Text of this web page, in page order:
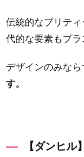
6
メンズ
マルの
ルでき
伝統的なブリテ
代的な要素もプラ
デザインのみなら
す。
【ダンヒル